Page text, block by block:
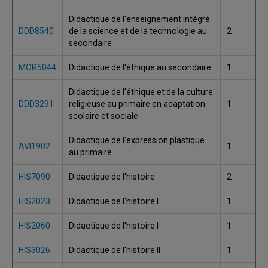
DDD8540
Didactique de l'enseignement intégré
de la science et de la technologie au
secondaire
2
MOR5044 Didactique de l'éthique au secondaire 1
DDD3291
Didactique de l'éthique et de la culture
religieuse au primaire en adaptation
scolaire et sociale
1
AVI1902
Didactique de l'expression plastique
au primaire
1
HIS7090 Didactique de l'histoire 2
HIS2023 Didactique de l'histoire I 1
HIS2060 Didactique de l'histoire I 1
HIS3026 Didactique de l'histoire II 1